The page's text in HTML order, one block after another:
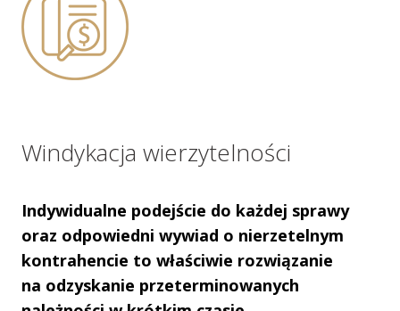
Windykacja wierzytelności
Indywidualne podejście do każdej sprawy
oraz odpowiedni wywiad o nierzetelnym
kontrahencie to właściwie rozwiązanie
na odzyskanie przeterminowanych